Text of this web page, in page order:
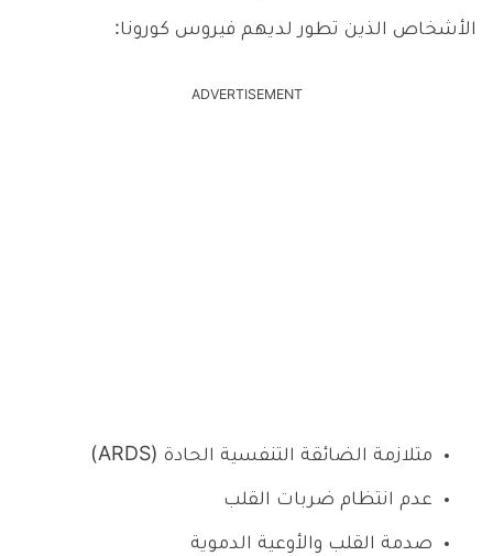
الأشخاص الذين تطور لديهم فيروس كورونا:
ADVERTISEMENT
متلازمة الضائقة التنفسية الحادة (ARDS)
عدم انتظام ضربات القلب
صدمة القلب والأوعية الدموية